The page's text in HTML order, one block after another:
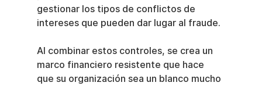
gestionar los tipos de conflictos de
intereses que pueden dar lugar al fraude.
Al combinar estos controles, se crea un
marco financiero resistente que hace
que su organización sea un blanco mucho